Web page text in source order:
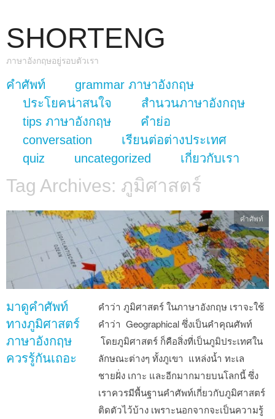
SHORTENG
ภาษาอังกฤษอยู่รอบตัวเรา
Main Menu
skip to content
คำศัพท์
grammar ภาษาอังกฤษ
ประโยคน่าสนใจ
สำนวนภาษาอังกฤษ
tips ภาษาอังกฤษ
คำย่อ
conversation
เรียนต่อต่างประเทศ
quiz
uncategorized เกี่ยวกับเรา
Tag Archives: ภูมิศาสตร์
มาดูคำศัพท์
ทางภูมิศาสตร์
ภาษาอังกฤษ
ควรรู้กันเถอะ
คำว่า ภูมิศาสตร์ ในภาษาอังกฤษ เราจะใช้
คำว่า Geographical ซึ่งเป็นคำคุณศัพท์
โดยภูมิศาสตร์ ก็คือสิ่งที่เป็นภูมิประเทศใน
ลักษณะต่างๆ ทั้งภูเขา แหล่งน้ำ ทะเล
ชายฝั่ง เกาะ และอีกมากมายบนโลกนี้ ซึ่ง
เราควรมีพื้นฐานคำศัพท์เกี่ยวกับภูมิศาสตร์
ติดตัวไว้บ้าง เพราะนอกจากจะเป็นความรู้
คำศัพท์